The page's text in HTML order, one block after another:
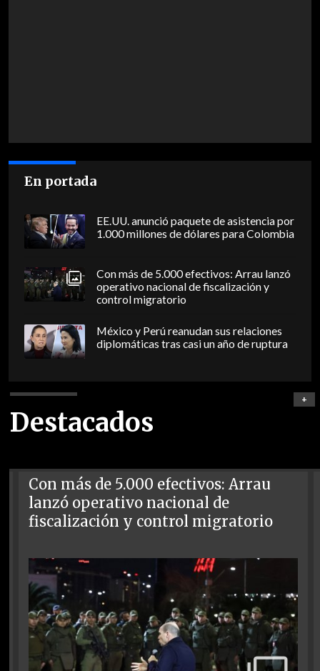
En portada
EE.UU. anunció paquete de asistencia por
1.000 millones de dólares para Colombia
Con más de 5.000 efectivos: Arrau lanzó
operativo nacional de fiscalización y
control migratorio
México y Perú reanudan sus relaciones
diplomáticas tras casi un año de ruptura
Destacados
+
Con más de 5.000 efectivos: Arrau
lanzó operativo nacional de
fiscalización y control migratorio